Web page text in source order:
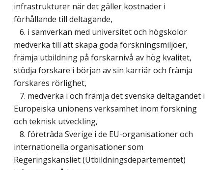
infrastrukturer när det gäller kostnader i
förhållande till deltagande,
6. i samverkan med universitet och högskolor
medverka till att skapa goda forskningsmiljöer,
främja utbildning på forskarnivå av hög kvalitet,
stödja forskare i början av sin karriär och främja
forskares rörlighet,
7. medverka i och främja det svenska deltagandet i
Europeiska unionens verksamhet inom forskning
och teknisk utveckling,
8. företräda Sverige i de EU-organisationer och
internationella organisationer som
Regeringskansliet (Utbildningsdepartementet)